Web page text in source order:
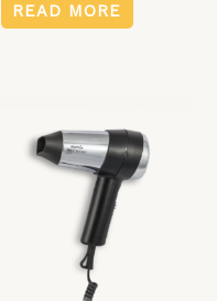
out
of
READ MORE